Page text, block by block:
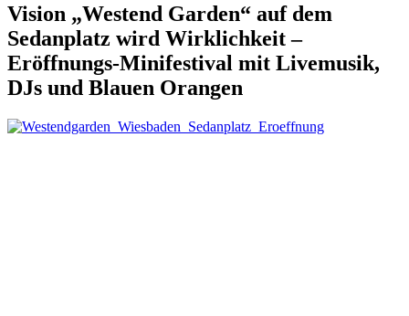
Vision „Westend Garden“ auf dem
Sedanplatz wird Wirklichkeit –
Eröffnungs-Minifestival mit Livemusik,
DJs und Blauen Orangen